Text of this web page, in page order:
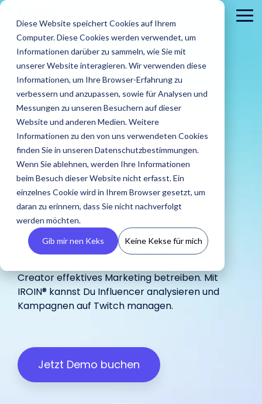
Diese Website speichert Cookies auf Ihrem
Computer. Diese Cookies werden verwendet, um
Informationen darüber zu sammeln, wie Sie mit
unserer Website interagieren. Wir verwenden diese
Informationen, um Ihre Browser-Erfahrung zu
verbessern und anzupassen, sowie für Analysen und
Messungen zu unseren Besuchern auf dieser
Website und anderen Medien. Weitere
Informationen zu den von uns verwendeten Cookies
finden Sie in unseren Datenschutzbestimmungen.
Wenn Sie ablehnen, werden Ihre Informationen
beim Besuch dieser Website nicht erfasst. Ein
einzelnes Cookie wird in Ihrem Browser gesetzt, um
daran zu erinnern, dass Sie nicht nachverfolgt
werden möchten.
Gib mir nen Keks Keine Kekse für mich
Skip
the
main
content.
Finde Creator
Finde starke
Influencer und
Creator weltweit
mit der KI-
gestützten
IROIN®.
Analysiere
Zielgruppen
Vermeide Fake
Following und lerne
schon vor Beginn
einer Kooperation
Influencer.
Plattformen
Facebook Instagram
Agenturen
Finde heraus
wie IROIN®
Agenturen bei
der
Umsetzung
von Influencer
Kampagnen
Brands
Finde
heraus wie
IROIN®
Marken bei
Umsetzung
ihrer
in-house
unterstützt.
Blog
In unserem Blog
aktuelle Artikel
und spannende
Beiträge rund
um Influencer
IROINs®
Rising Stars
Zehn Creator,
die uns diesen
auf Instagram,
TikTok, Twitch &
YouTube
haben.
erfolgreiches
Marketing.
Das sind wir
Einblick in unser
Unternehmen wir
stellen uns vor.
Karriere
Traumkarrieren
Entdecke deine
Zukunft.
Influencer
Marketing
Software für
Twitch
Entdecke die führenden Twitch Influencer in
Creator effektives Marketing betreiben. Mit
IROIN® kannst Du Influencer analysieren und
Kampagnen auf Twitch managen.
Jetzt Demo buchen